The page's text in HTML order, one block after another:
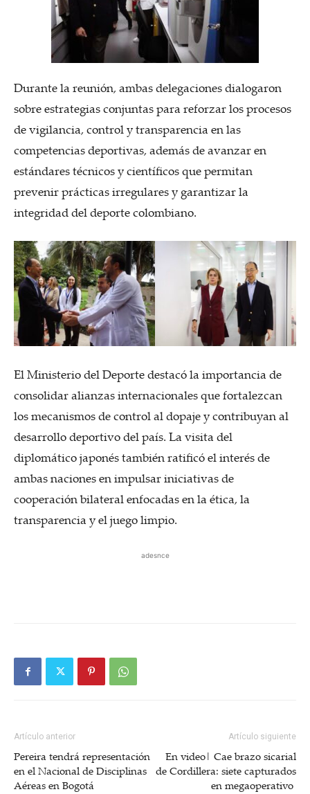
Durante la reunión, ambas delegaciones dialogaron
sobre estrategias conjuntas para reforzar los procesos
de vigilancia, control y transparencia en las
competencias deportivas, además de avanzar en
estándares técnicos y científicos que permitan
prevenir prácticas irregulares y garantizar la
integridad del deporte colombiano.
El Ministerio del Deporte destacó la importancia de
consolidar alianzas internacionales que fortalezcan
los mecanismos de control al dopaje y contribuyan al
desarrollo deportivo del país. La visita del
diplomático japonés también ratificó el interés de
ambas naciones en impulsar iniciativas de
cooperación bilateral enfocadas en la ética, la
transparencia y el juego limpio.
adesnce
Artículo anterior
Pereira tendrá representación
en el Nacional de Disciplinas
Aéreas en Bogotá
Artículo siguiente
En video| Cae brazo sicarial
de Cordillera: siete capturados
en megaoperativo